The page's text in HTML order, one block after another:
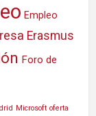
Empleo
Erasmus
Foro de
Microsoft oferta